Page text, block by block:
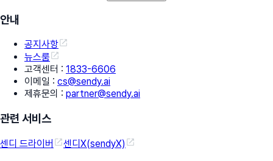
안내
공지사항
뉴스룸
고객센터 : 1833-6606
이메일 : cs@sendy.ai
제휴문의 : partner@sendy.ai
관련 서비스
센디 드라이버 센디X(sendyX)